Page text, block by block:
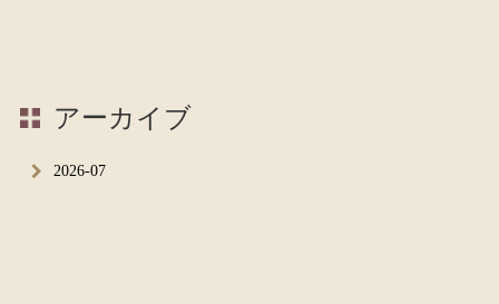
アーカイブ
2026-07